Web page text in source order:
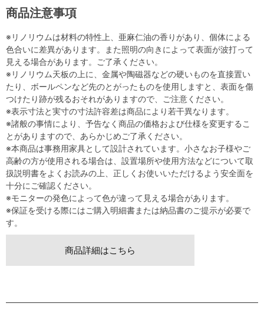
商品注意事項
※リノリウムは材料の特性上、亜麻仁油の香りがあり、個体による
色合いに差異があります。また照明の向きによって表面が波打って
見える場合があります。ご了承ください。
※リノリウム天板の上に、金属や陶磁器などの硬いものを直接置い
たり、ボールペンなど先のとがったものを使用しますと、表面を傷
つけたり跡が残るおそれがありますので、ご注意ください。
※表示寸法と実寸の寸法許容差は商品により若干異なります。
※諸般の事情により、予告なく商品の価格および仕様を変更するこ
とがありますので、あらかじめご了承ください。
※本商品は事務用家具として設計されています。小さなお子様やご
高齢の方が使用される場合は、設置場所や使用方法などについて取
扱説明書をよくお読みの上、正しくお使いいただけるよう安全面を
十分にご確認ください。
※モニターの発色によって色が違って見える場合があります。
※保証を受ける際にはご購入明細書または納品書のご提示が必要で
す。
商品詳細はこちら